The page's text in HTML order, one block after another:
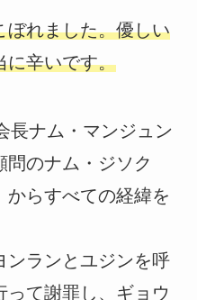
ぼれました。優しい
に辛いです。
長ナム・マンジュン
問のナム・ジソク
からすべての経緯を
ンランとユジンを呼
て謝罪し、ギョウ